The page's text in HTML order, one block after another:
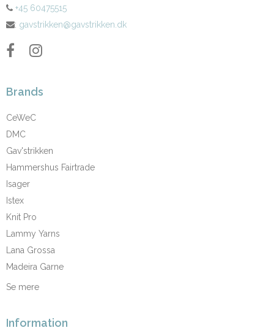
+45 60475515
: gavstrikken@gavstrikken.dk
Brands
CeWeC
DMC
Gav'strikken
Hammershus Fairtrade
Isager
Istex
Knit Pro
Lammy Yarns
Lana Grossa
Madeira Garne
Se mere
Information